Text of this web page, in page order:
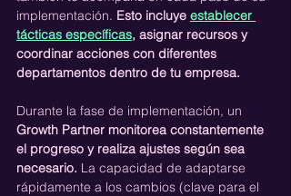
implementación. Esto incluye establecer
tácticas específicas, asignar recursos y
coordinar acciones con diferentes
departamentos dentro de tu empresa.
Durante la fase de implementación, un
Growth Partner monitorea constantemente
el progreso y realiza ajustes según sea
necesario. La capacidad de adaptarse
rápidamente a los cambios (clave para el